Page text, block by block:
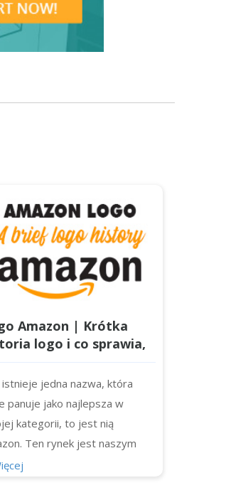
Amazon | Krótka
logo i co sprawia,
tak wyjątkowe?
istnieje jedna nazwa, która
panuje jako najlepsza w
kategorii, to jest nią
Ten rynek jest naszym
docelowym dla